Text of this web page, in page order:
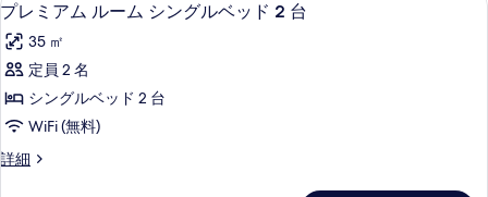
表
示
す
る
の
す
べ
て
の
写
ー
の
詳
細
グ
ル
ベ
ッ
ド
2
ー
シ
ン
ル
ベ
ド
レ
ミ
ア
ム
ル
ー
7
プレミアム ルーム シングルベッド 2 台
35 ㎡
定員 2 名
シングルベッド 2 台
WiFi (無料)
詳細
プ